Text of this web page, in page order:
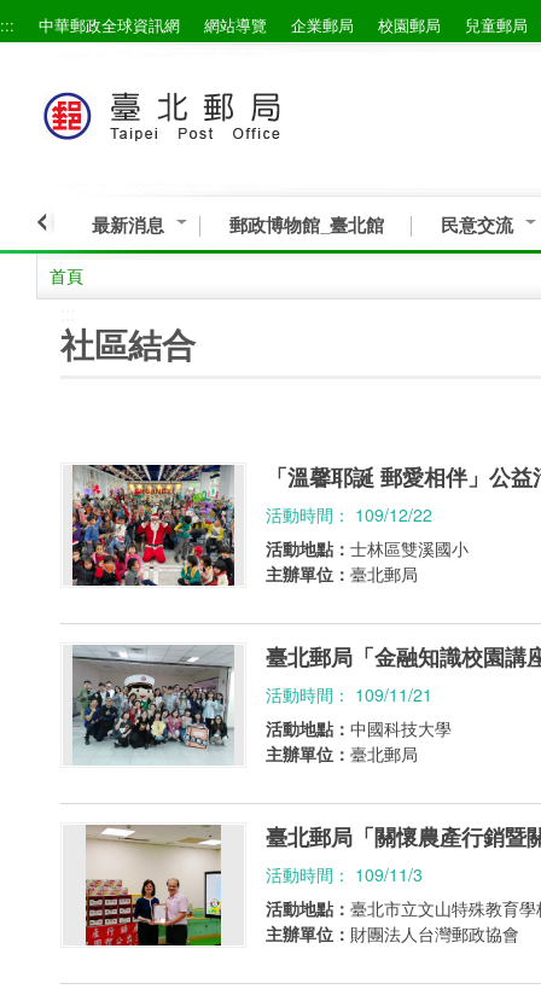
跳到主要內容區塊
::: 中華郵政全球資訊網 網站導覽 企業郵局 校園郵局 兒童郵局
最新消息 郵政博物館_臺北館 民意交流
首頁
社區結合
「溫馨耶誕 郵愛相伴」公益
活動時間： 109/12/22
活動地點： 士林區雙溪國小
主辦單位： 臺北郵局
臺北郵局「金融知識校園講
活動時間： 109/11/21
活動地點： 中國科技大學
主辦單位： 臺北郵局
臺北郵局「關懷農產行銷暨
活動時間： 109/11/3
活動地點： 臺北市立文山特殊教育學
主辦單位： 財團法人台灣郵政協會